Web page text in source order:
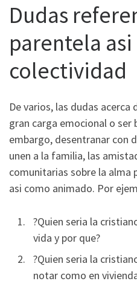
Dudas
parentela
colectividad
De varios, las dudas acerca
gran carga emocional o ser
embargo, desentranar con
unen a la familia, las
comunitarias sobre la alma
asi­ como animado. Por
?Quien seri­a la
vida y por que?
?Quien seri­a la
notar como en